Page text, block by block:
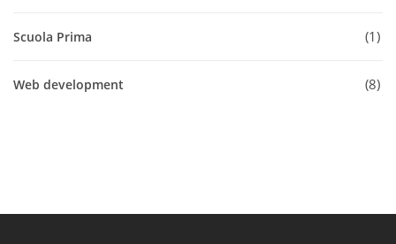
Scuola Prima 1
Web development 8